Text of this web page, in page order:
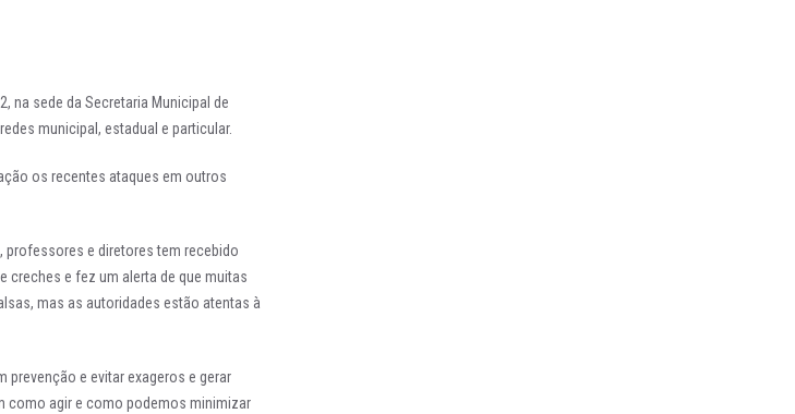
na sede da Secretaria Municipal de
municipal, estadual e particular.
os recentes ataques em outros
professores e diretores tem recebido
creches e fez um alerta de que muitas
mas as autoridades estão atentas à
e evitar exageros e gerar
como agir e como podemos minimizar